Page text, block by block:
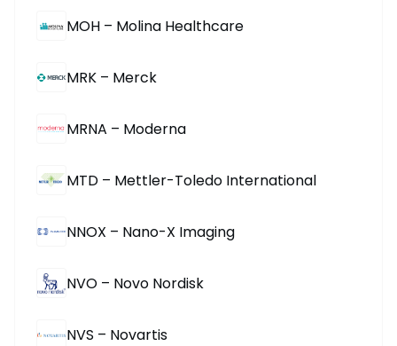
MOH – Molina Healthcare
MRK – Merck
MRNA – Moderna
MTD – Mettler-Toledo International
NNOX – Nano-X Imaging
NVO – Novo Nordisk
NVS – Novartis